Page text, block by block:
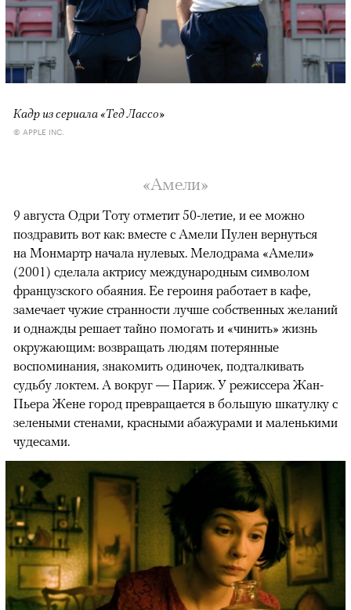
Кадр из сериала «Тед Лассо»
© APPLE INC.
«Амели»
9 августа Одри Тоту отметит 50-летие, и ее можно
поздравить вот как: вместе с Амели Пулен вернуться
на Монмартр начала нулевых. Мелодрама «Амели»
(2001) сделала актрису международным символом
французского обаяния. Ее героиня работает в кафе,
замечает чужие странности лучше собственных желаний
и однажды решает тайно помогать и «чинить» жизнь
окружающим: возвращать людям потерянные
воспоминания, знакомить одиночек, подталкивать
судьбу локтем. А вокруг — Париж. У режиссера Жан-
Пьера Жене город превращается в большую шкатулку с
зелеными стенами, красными абажурами и маленькими
чудесами.